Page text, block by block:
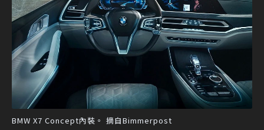
BMW X7 Concept內裝。 摘自Bimmerpost